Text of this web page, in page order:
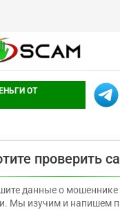
ОТ
проверить
данные о мошеннике
Мы изучим и напишем